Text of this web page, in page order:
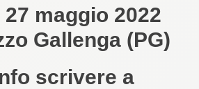
maggio 2022
Gallenga (PG)
scrivere a